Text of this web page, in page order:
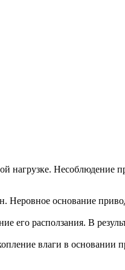
нагрузке. Несоблюдение
Неровное основание
его расползания. В
влаги в